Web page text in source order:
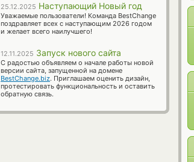
25.12.2025 Наступающий Новый год
Уважаемые пользователи! Команда BestChange
поздравляет всех с наступающим 2026 годом
и желает всего наилучшего!
12.11.2025 Запуск нового сайта
С радостью объявляем о начале работы новой
версии сайта, запущенной на домене
BestChange.biz. Приглашаем оценить дизайн,
протестировать функциональность и оставить
обратную связь.